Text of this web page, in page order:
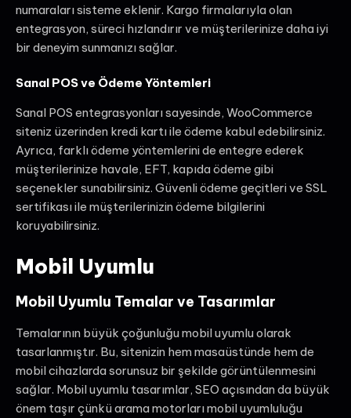
numaraları sisteme eklenir. Kargo firmalarıyla olan
entegrasyon, süreci hızlandırır ve müşterilerinize daha iyi
bir deneyim sunmanızı sağlar.
Sanal POS ve Ödeme Yöntemleri
Sanal POS entegrasyonları sayesinde, WooCommerce
siteniz üzerinden kredi kartı ile ödeme kabul edebilirsiniz.
Ayrıca, farklı ödeme yöntemlerini de entegre ederek
müşterilerinize havale, EFT, kapıda ödeme gibi
seçenekler sunabilirsiniz. Güvenli ödeme geçitleri ve SSL
sertifikası ile müşterilerinizin ödeme bilgilerini
koruyabilirsiniz.
Mobil Uyumlu
Mobil Uyumlu Temalar ve Tasarımlar
Temalarının büyük çoğunluğu mobil uyumlu olarak
tasarlanmıştır. Bu, sitenizin hem masaüstünde hem de
mobil cihazlarda sorunsuz bir şekilde görüntülenmesini
sağlar. Mobil uyumlu tasarımlar, SEO açısından da büyük
önem taşır çünkü arama motorları mobil uyumluluğu